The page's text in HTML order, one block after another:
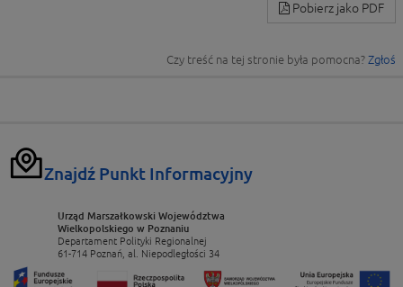
Pobierz jako PDF
Czy treść na tej stronie była pomocna? Zgłoś
Znajdź Punkt Informacyjny
Urząd Marszałkowski Województwa
Wielkopolskiego w Poznaniu
Departament Polityki Regionalnej
61-714 Poznań, al. Niepodległości 34